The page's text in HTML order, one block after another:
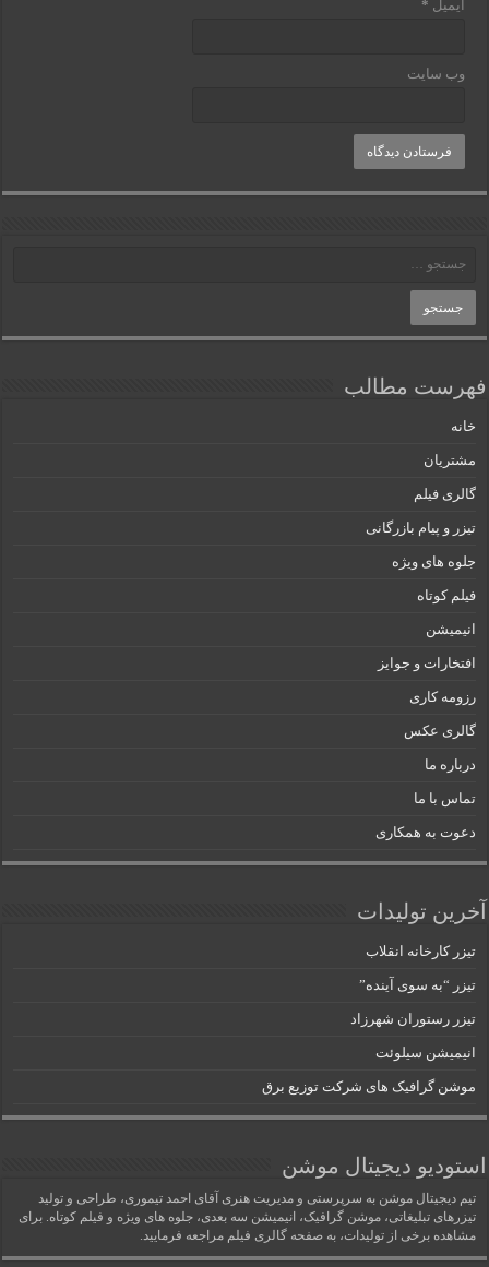
ایمیل *
وب‌ سایت
فهرست مطالب
خانه
مشتریان
گالری فیلم
تیزر و پیام بازرگانی
جلوه های ویژه
فیلم کوتاه
انیمیشن
افتخارات و جوایز
رزومه کاری
گالری عکس
درباره ما
تماس با ما
دعوت به همکاری
آخرین تولیدات
تیزر کارخانه انقلاب
تیزر “به سوی آینده”
تیزر رستوران شهرزاد
انیمیشن سیلوئت
موشن گرافیک های شرکت توزیع برق
استودیو دیجیتال موشن
تیم دیجیتال موشن به سرپرستی و مدیریت هنری آقای احمد تیموری، طراحی و تولید
تیزرهای تبلیغاتی، موشن گرافیک، انیمیشن سه بعدی، جلوه های ویژه و فیلم کوتاه. برای
مشاهده برخی از تولیدات، به صفحه گالری فیلم مراجعه فرمایید.